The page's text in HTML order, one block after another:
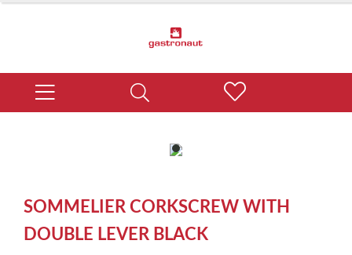
item
of
1
SOMMELIER CORKSCREW WITH
DOUBLE LEVER BLACK